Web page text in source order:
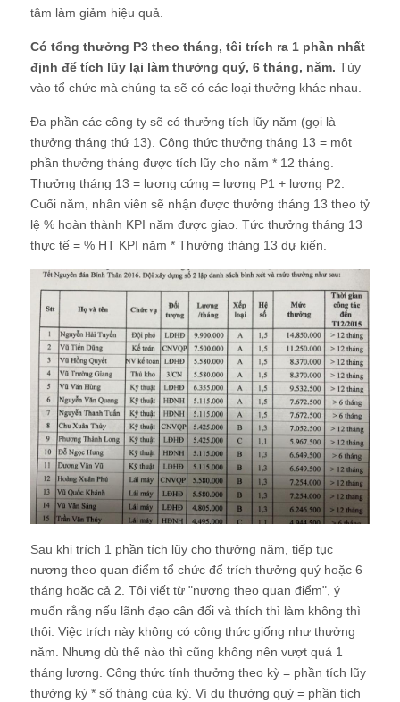
tâm làm giảm hiệu quả.
Có tổng thưởng P3 theo tháng, tôi trích ra 1 phần nhất
định để tích lũy lại làm thưởng quý, 6 tháng, năm. Tùy
vào tổ chức mà chúng ta sẽ có các loại thưởng khác nhau.
Đa phần các công ty sẽ có thưởng tích lũy năm (gọi là
thưởng tháng thứ 13). Công thức thưởng tháng 13 = một
phần thưởng tháng được tích lũy cho năm * 12 tháng.
Thưởng tháng 13 = lương cứng = lương P1 + lương P2.
Cuối năm, nhân viên sẽ nhận được thưởng tháng 13 theo tỷ
lệ % hoàn thành KPI năm được giao. Tức thưởng tháng 13
thực tế = % HT KPI năm * Thưởng tháng 13 dự kiến.
Sau khi trích 1 phần tích lũy cho thưởng năm, tiếp tục
nương theo quan điểm tổ chức để trích thưởng quý hoặc 6
tháng hoặc cả 2. Tôi viết từ "nương theo quan điểm", ý
muốn rằng nếu lãnh đạo cân đối và thích thì làm không thì
thôi. Việc trích này không có công thức giống như thưởng
năm. Nhưng dù thế nào thì cũng không nên vượt quá 1
tháng lương. Công thức tính thưởng theo kỳ = phần tích lũy
thưởng kỳ * số tháng của kỳ. Ví dụ thưởng quý = phần tích